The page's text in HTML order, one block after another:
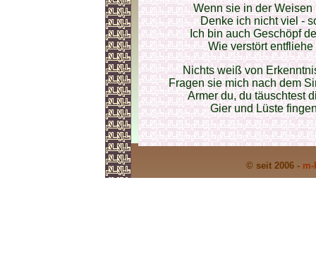
Wenn sie in der
Denke ich nicht viel -
Ich bin auch Geschöpf
Wie verstört
Nichts weiß von
Fragen sie mich nach dem
Armer du, du täuschtest
Gier und Lüste
© seit 2006 -